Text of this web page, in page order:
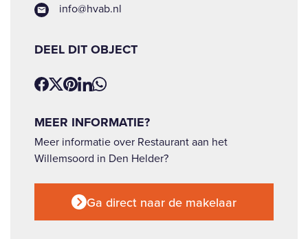
info@hvab.nl
DEEL DIT OBJECT
MEER INFORMATIE?
Meer informatie over Restaurant aan het
Willemsoord in Den Helder?
Ga direct naar de makelaar